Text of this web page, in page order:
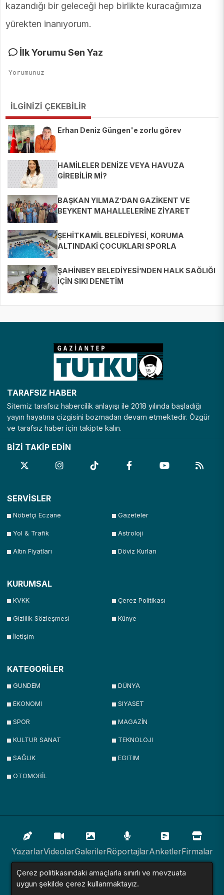
kazandığı bir geleceği hep birlikte kuracağımıza
yürekten inanıyorum.
İlk Yorumu Sen Yaz
İLGİNİZİ ÇEKEBİLİR
Erhan Deniz Güngen'e zorlu görev
HAMİLELER DENİZE VEYA HAVUZA
GİREBİLİR Mİ?
BAŞKAN YILMAZ’DAN GAZİKENT VE
BEYKENT MAHALLELERİNE ZİYARET
ŞEHİTKAMİL BELEDİYESİ, KORUMA
ALTINDAKİ ÇOCUKLARI SPORLA
ŞAHİNBEY BELEDİYESİ’NDEN HALK SAĞLIĞI
İÇİN SIKI DENETİM
TARAFSIZ HABER
Sitemiz tarafsız habercilik anlayışı ile 2018 yılında başladığı
yayın hayatına çizgisini bozmadan devam etmektedir. Özgür
ve tarafsız haber için takipte kalın.
BİZİ TAKİP EDİN
SERVİSLER
Nöbetçi Eczane Gazeteler
Yol & Trafik Astroloji
Altın Fiyatları Döviz Kurları
KURUMSAL
KVKK Çerez Politikası
Gizlilik Sözleşmesi Künye
İletişim
KATEGORİLER
GUNDEM DÜNYA
EKONOMI SIYASET
SPOR MAGAZİN
KULTUR SANAT TEKNOLOJI
SAĞLIK EGITIM
OTOMOBİL
YazarlarVideolarGalerilerRöportajlarAnketlerFirmalar
İlanlarResmi İlanlarSitemap
Çerez politikasındaki amaçlarla sınırlı ve mevzuata
uygun şekilde çerez kullanmaktayız.